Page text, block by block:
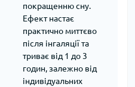
покращенню сну.
Ефект настає
практично миттєво
після інгаляції та
триває від 1 до 3
годин, залежно від
індивідуальних